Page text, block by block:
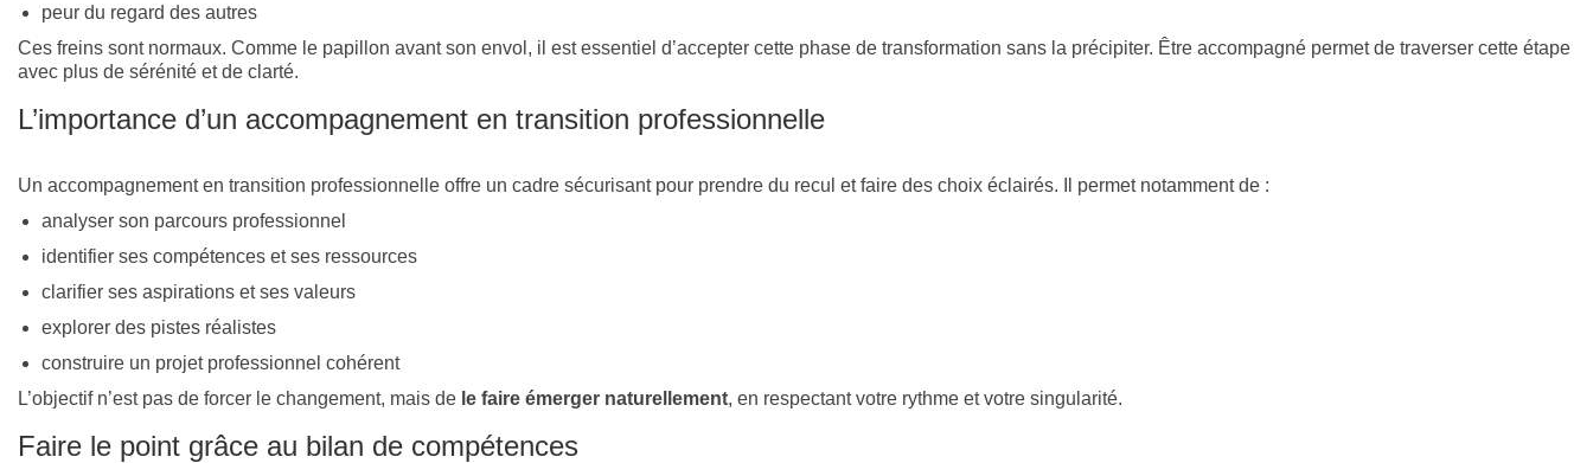
peur du regard des autres
Ces freins sont normaux. Comme le papillon avant son envol, il est essentiel d’accepter cette phase de transformation sans la précipiter. Être accompagné permet de traverser cette étape
avec plus de sérénité et de clarté.
L’importance d’un accompagnement en transition professionnelle
Un accompagnement en transition professionnelle offre un cadre sécurisant pour prendre du recul et faire des choix éclairés. Il permet notamment de :
analyser son parcours professionnel
identifier ses compétences et ses ressources
clarifier ses aspirations et ses valeurs
explorer des pistes réalistes
construire un projet professionnel cohérent
L’objectif n’est pas de forcer le changement, mais de le faire émerger naturellement, en respectant votre rythme et votre singularité.
Faire le point grâce au bilan de compétences